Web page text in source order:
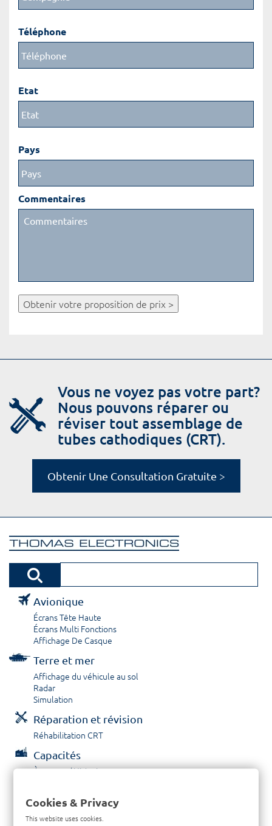
Téléphone
Etat
Pays
Commentaires
Obtenir votre proposition de prix >
Vous ne voyez pas votre part?
Nous pouvons réparer ou
réviser tout assemblage de
tubes cathodiques (CRT).
Obtenir Une Consultation Gratuite >
Avionique
Écrans Tête Haute
Écrans Multi Fonctions
Affichage De Casque
Terre et mer
Affichage du véhicule au sol
Radar
Simulation
Réparation et révision
Réhabilitation CRT
Capacités
À propos / Historique
Contactez nous
Cookies & Privacy
This website uses cookies.